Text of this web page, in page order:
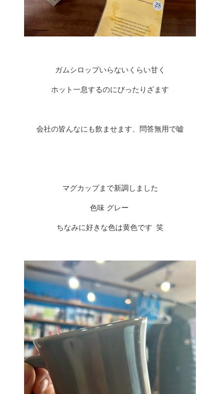
ガムシロップいらないくらい甘く
ホット一息するのにぴったりざます
会社の皆んなにも飲ませます、問答無用で嘘
マグカップまで新調しました
色味 グレー
ちなみに好きな色は黄色です 笑